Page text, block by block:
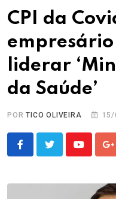
CPI da
empresário
liderar
da Saúde’
PORTICO OLIVEIRA 15/
Youtube